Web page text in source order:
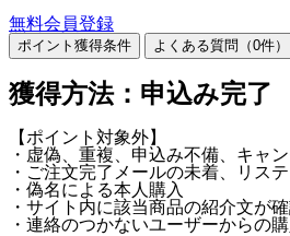
無料会員登録
ポイント獲得条件 よくある質問（0件）
獲得方法：申込み完了
【ポイント対象外】
・虚偽、重複、申込み不備、キャ
・ご注文完了メールの未着、リス
・偽名による本人購入
・サイト内に該当商品の紹介文が
・連絡のつかないユーザーからの